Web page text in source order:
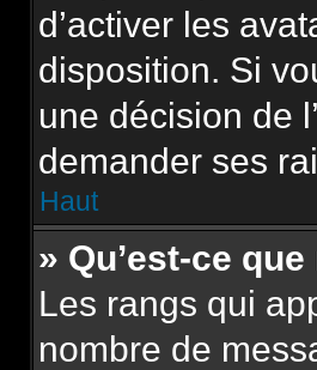
d’activer les
disposition. Si
une décision de
demander ses
Haut
» Qu’est-ce
Les rangs qui
nombre de